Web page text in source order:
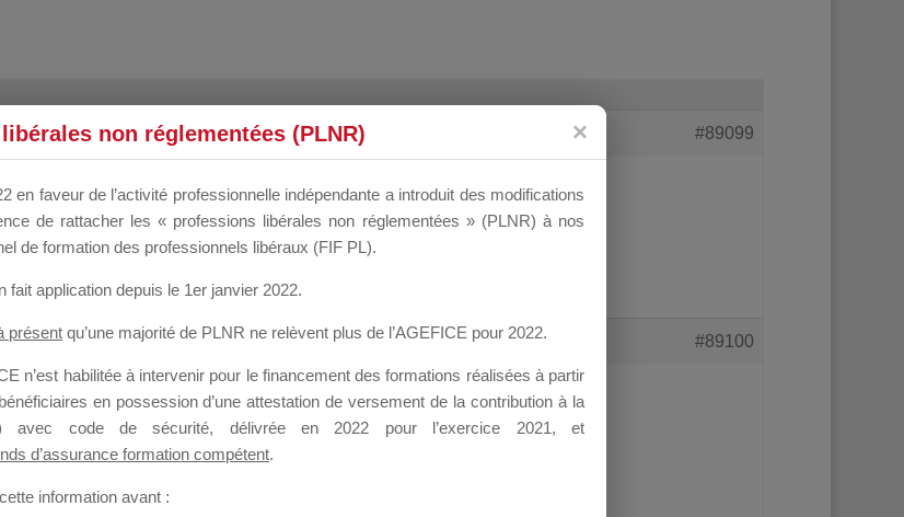
#89099
du dispositif Mallette du dirigeant pour2024 ?
Par manque de lisibilité nous n’avons pas pu répondre à celle de 2023.
‘un mois et aucune réponse. Est-ce que ce forum est toujours actif ?
#89100
non réglementées (PLNR)
en faveur de l’activité professionnelle indépendante a introduit des modifications
de rattacher les « professions libérales non réglementées » (PLNR) à nos
de formation des professionnels libéraux (FIF PL).
fait application depuis le 1er janvier 2022.
présent qu’une majorité de PLNR ne relèvent plus de l’AGEFICE pour 2022.
n’est habilitée à intervenir pour le financement des formations réalisées à partir
en possession d’une attestation de versement de la contribution à la
avec code de sécurité, délivrée en 2022 pour l’exercice 2021, et
d’assurance formation compétent.
information avant :